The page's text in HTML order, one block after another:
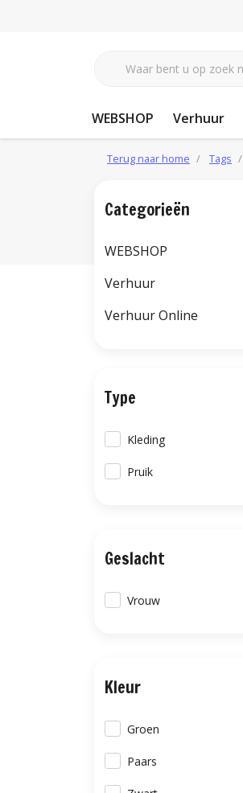
WEBSHOP Verhuur
Terug naar home Tags
Categorieën
WEBSHOP
Verhuur
Verhuur Online
Type
Kleding
Pruik
Geslacht
Vrouw
Kleur
Groen
Paars